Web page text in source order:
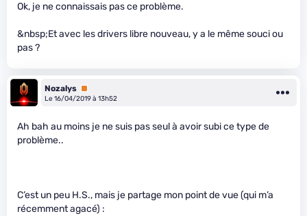
Ok, je ne connaissais pas ce problème.
&nbsp;Et avec les drivers libre nouveau, y a le même souci ou
pas ?
Nozalys Premium
Le 16/04/2019 à 13h52
Ah bah au moins je ne suis pas seul à avoir subi ce type de
problème..
C’est un peu H.S., mais je partage mon point de vue (qui m’a
récemment agacé) :